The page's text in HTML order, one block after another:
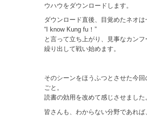
ウハウをダウンロードします。
ダウンロード直後、目覚めたネオは
“I know Kung fu！”
と言って立ち上がり、見事なカンフ
繰り出して戦い始めます。
そのシーンをほうふつとさせた今回
ごと。
読書の効用を改めて感じさせました
皆さんも、わからない分野であれば